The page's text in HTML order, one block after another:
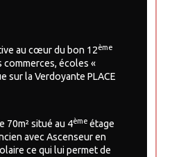
au cœur du bon 12ème
écoles «
sur la Verdoyante PLACE
70m² situé au 4ème étage
avec Ascenseur en
ce qui lui permet de